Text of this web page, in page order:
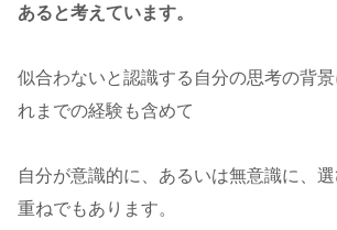
あると考えています。
似合わないと認識する自分の思考の背
れまでの経験も含めて
自分が意識的に、あるいは無意識に、
重ねでもあります。